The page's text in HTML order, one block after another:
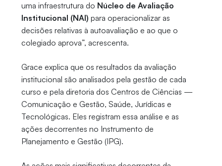
uma infraestrutura do Núcleo de Avaliação
Institucional (NAI) para operacionalizar as
decisões relativas à autoavaliação e ao que o
colegiado aprova”, acrescenta.
Grace explica que os resultados da avaliação
institucional são analisados pela gestão de cada
curso e pela diretoria dos Centros de Ciências —
Comunicação e Gestão, Saúde, Jurídicas e
Tecnológicas. Eles registram essa análise e as
ações decorrentes no Instrumento de
Planejamento e Gestão (IPG).